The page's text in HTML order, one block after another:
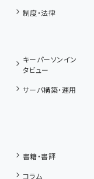
制度・法律
キーパーソンイン
タビュー
サーバ構築・運用
書籍・書評
コラム